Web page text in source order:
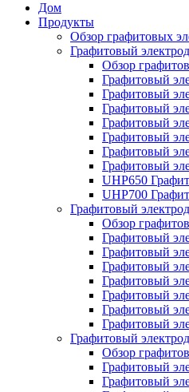
Дом
Продукты
Обзор графитовых
Графитовый
Обзор
Графитовый
Графитовый
Графитовый
Графитовый
Графитовый
Графитовый
Графитовый
UHP650
UHP700
Графитовый
Обзор
Графитовый
Графитовый
Графитовый
Графитовый
Графитовый
Графитовый
Графитовый
Графитовый
Обзор
Графитовый
Графитовый